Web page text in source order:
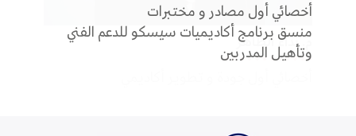
أخصائي أول مصادر و مختبرات
منسق برنامج أكاديميات سيسكو للدعم الفني
وتأهيل المدربين
م. نداء الظاهر